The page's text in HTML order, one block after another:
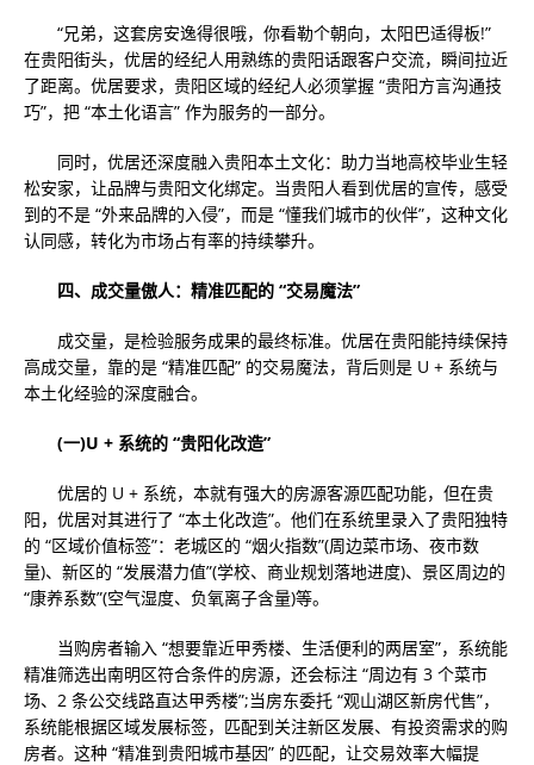
“兄弟，这套房安逸得很哦，你看勒个朝向，太阳巴适得板!”
在贵阳街头，优居的经纪人用熟练的贵阳话跟客户交流，瞬间拉近
了距离。优居要求，贵阳区域的经纪人必须掌握 “贵阳方言沟通技
巧”，把 “本土化语言” 作为服务的一部分。
同时，优居还深度融入贵阳本土文化：助力当地高校毕业生轻
松安家，让品牌与贵阳文化绑定。当贵阳人看到优居的宣传，感受
到的不是 “外来品牌的入侵”，而是 “懂我们城市的伙伴”，这种文化
认同感，转化为市场占有率的持续攀升。
四、成交量傲人：精准匹配的 “交易魔法”
成交量，是检验服务成果的最终标准。优居在贵阳能持续保持
高成交量，靠的是 “精准匹配” 的交易魔法，背后则是 U + 系统与
本土化经验的深度融合。
(一)U + 系统的 “贵阳化改造”
优居的 U + 系统，本就有强大的房源客源匹配功能，但在贵
阳，优居对其进行了 “本土化改造”。他们在系统里录入了贵阳独特
的 “区域价值标签”：老城区的 “烟火指数”(周边菜市场、夜市数
量)、新区的 “发展潜力值”(学校、商业规划落地进度)、景区周边的
“康养系数”(空气湿度、负氧离子含量)等。
当购房者输入 “想要靠近甲秀楼、生活便利的两居室”，系统能
精准筛选出南明区符合条件的房源，还会标注 “周边有 3 个菜市
场、2 条公交线路直达甲秀楼”;当房东委托 “观山湖区新房代售”，
系统能根据区域发展标签，匹配到关注新区发展、有投资需求的购
房者。这种 “精准到贵阳城市基因” 的匹配，让交易效率大幅提